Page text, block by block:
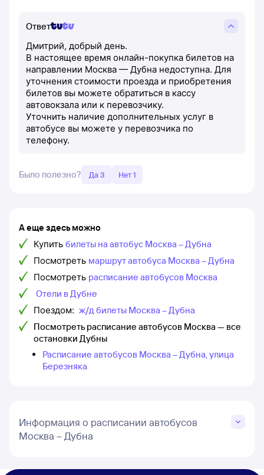
Ответ
Дмитрий, добрый день.
В настоящее время онлайн-покупка билетов на
направлении Москва — Дубна недоступна. Для
уточнения стоимости проезда и приобретения
билетов вы можете обратиться в кассу
автовокзала или к перевозчику.
Уточнить наличие дополнительных услуг в
автобусе вы можете у перевозчика по
телефону.
Было полезно? Да 3 Нет 1
А еще здесь можно
Купить билеты на автобус Москва – Дубна
Посмотреть маршрут автобуса Москва – Дубна
Посмотреть расписание автобусов Москва
Отели в Дубне
Поездом: ж/д билеты Москва – Дубна
Посмотреть расписание автобусов Москва — все
остановки Дубны
Расписание автобусов Москва – Дубна, улица
Березняка
Информация о расписании автобусов
Москва – Дубна